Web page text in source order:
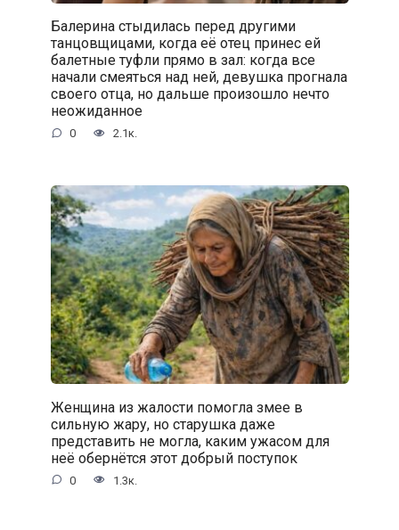
Балерина стыдилась перед другими
танцовщицами, когда её отец принес ей
балетные туфли прямо в зал: когда все
начали смеяться над ней, девушка прогнала
своего отца, но дальше произошло нечто
неожиданное
0 2.1к.
Женщина из жалости помогла змее в
сильную жару, но старушка даже
представить не могла, каким ужасом для
неё обернётся этот добрый поступок
0 1.3к.